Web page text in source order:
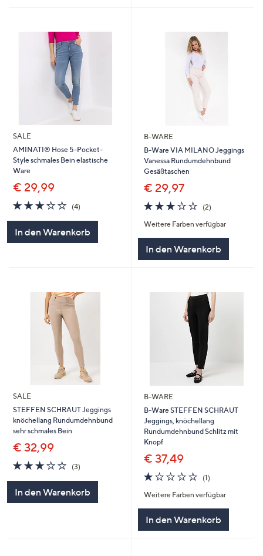
SALE
AMINATI® Hose 5-Pocket-
Style schmales Bein elastische
Ware
€ 29,99
3.2
von
(4)
In den Warenkorb
B-WARE
B-Ware VIA MILANO Jeggings
Vanessa Rundumdehnbund
Gesäßtaschen
€ 29,97
3.0
von
5
(2)
Weitere Farben verfügbar
In den Warenkorb
SALE
STEFFEN SCHRAUT Jeggings
knöchellang Rundumdehnbund
sehr schmales Bein
€ 32,99
2.7
von
(3)
In den Warenkorb
B-WARE
B-Ware STEFFEN SCHRAUT
Jeggings, knöchellang
Rundumdehnbund Schlitz mit
Knopf
€ 37,49
1.0
von
5
(1)
Weitere Farben verfügbar
In den Warenkorb